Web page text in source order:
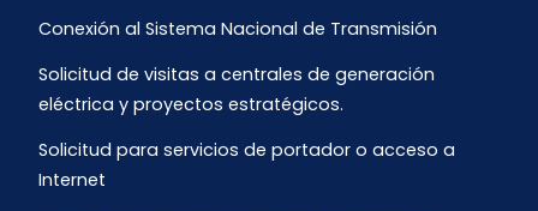
Conexión al Sistema Nacional de Transmisión
Solicitud de visitas a centrales de generación
eléctrica y proyectos estratégicos.
Solicitud para servicios de portador o acceso a
Internet